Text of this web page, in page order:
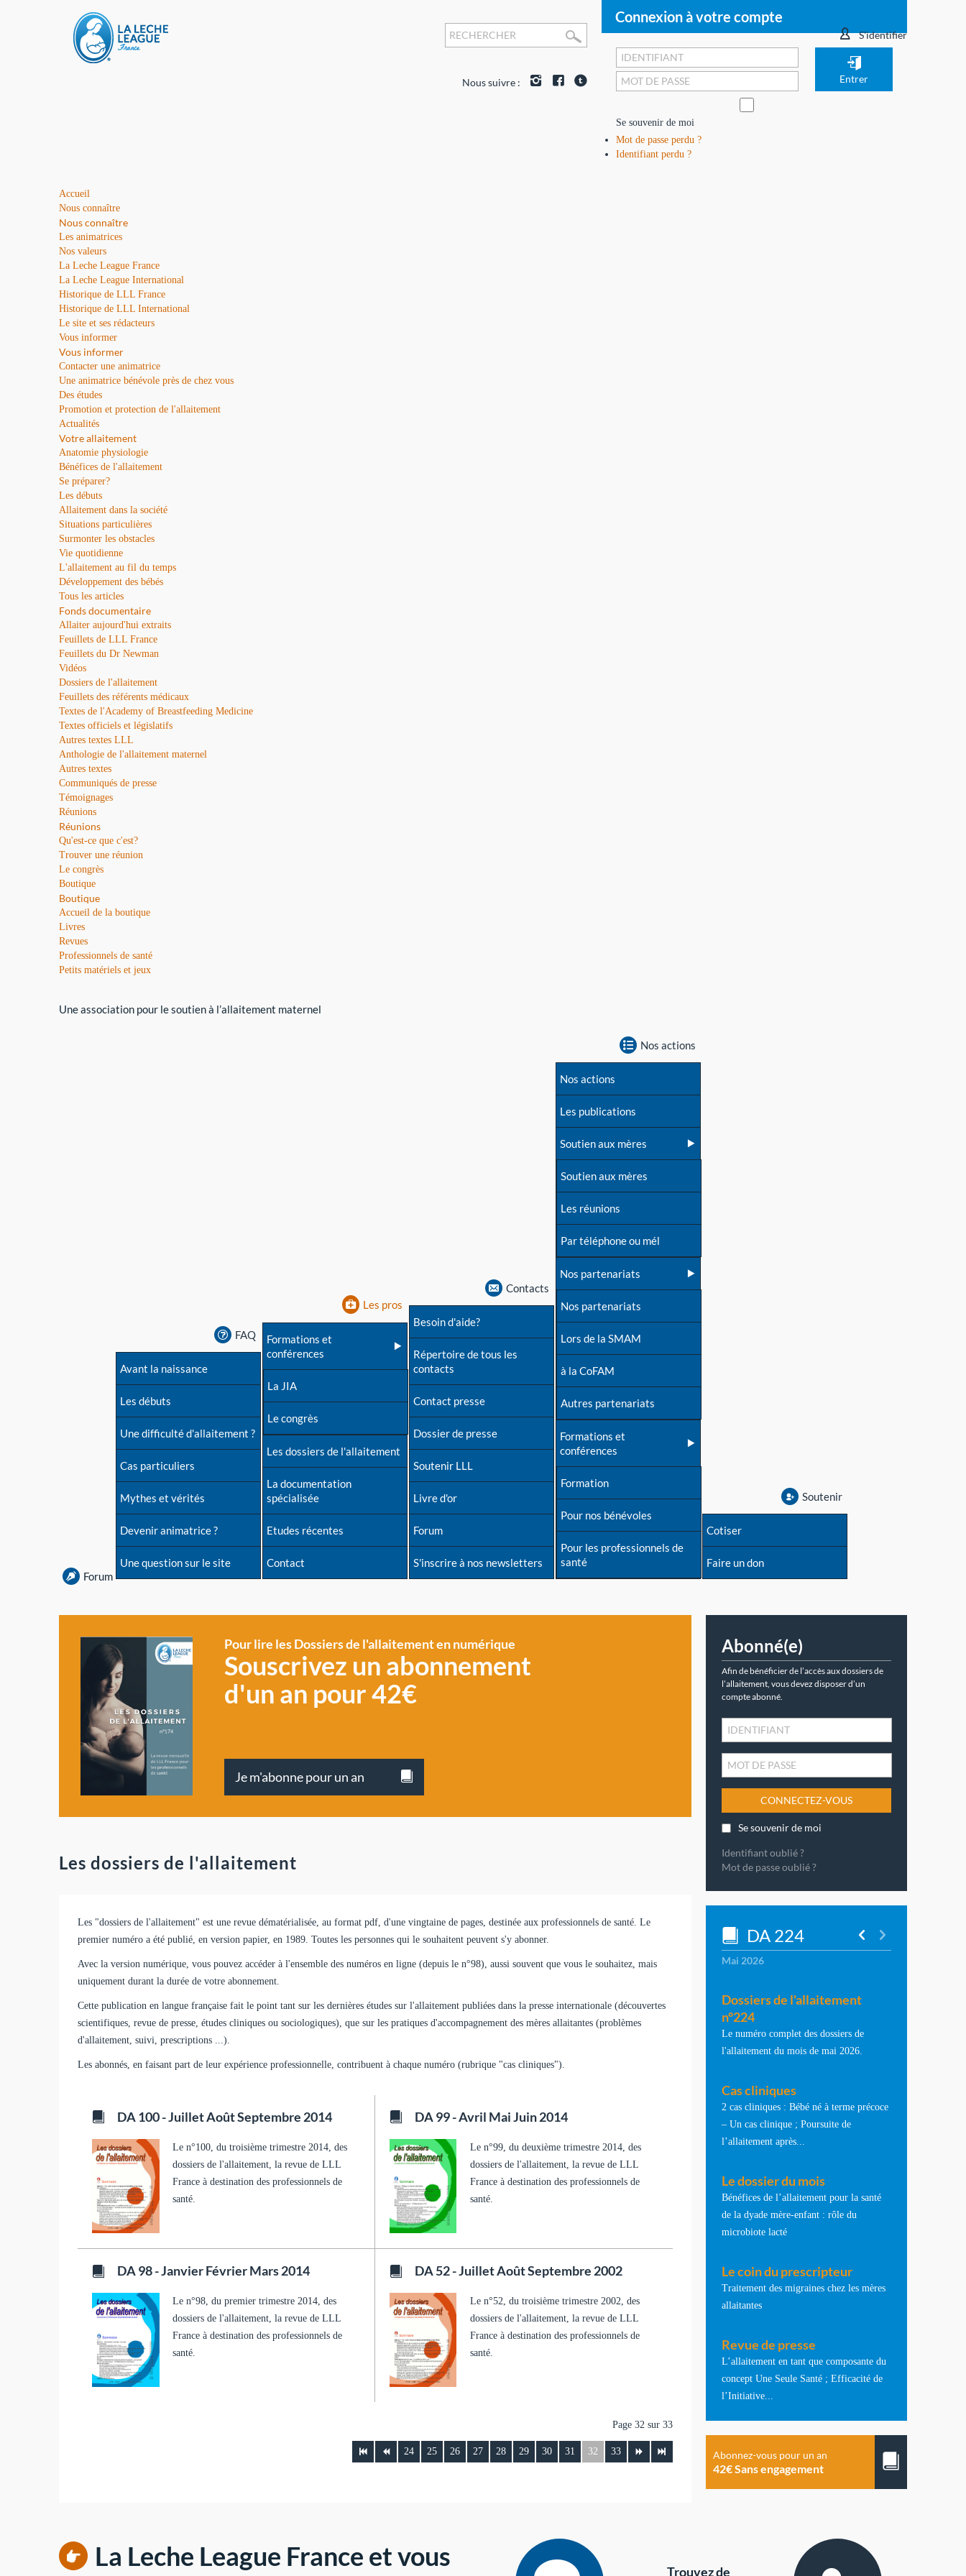
S'identifier
Connexion à votre compte
Se souvenir de moi
Mot de passe perdu ?
Identifiant perdu ?
Nous suivre :
Accueil
Nous connaître
Nous connaître
Les animatrices
Nos valeurs
La Leche League France
La Leche League International
Historique de LLL France
Historique de LLL International
Le site et ses rédacteurs
Vous informer
Vous informer
Contacter une animatrice
Une animatrice bénévole près de chez vous
Des études
Promotion et protection de l'allaitement
Actualités
Votre allaitement
Anatomie physiologie
Bénéfices de l'allaitement
Se préparer?
Les débuts
Allaitement dans la société
Situations particulières
Surmonter les obstacles
Vie quotidienne
L'allaitement au fil du temps
Développement des bébés
Tous les articles
Fonds documentaire
Allaiter aujourd'hui extraits
Feuillets de LLL France
Feuillets du Dr Newman
Vidéos
Dossiers de l'allaitement
Feuillets des référents médicaux
Textes de l'Academy of Breastfeeding Medicine
Textes officiels et législatifs
Autres textes LLL
Anthologie de l'allaitement maternel
Autres textes
Communiqués de presse
Témoignages
Réunions
Réunions
Qu'est-ce que c'est?
Trouver une réunion
Le congrès
Boutique
Boutique
Accueil de la boutique
Livres
Revues
Professionnels de santé
Petits matériels et jeux
Une association pour le soutien à l’allaitement maternel
Forum
FAQ
Avant la naissance
Les débuts
Une difficulté d'allaitement ?
Cas particuliers
Mythes et vérités
Devenir animatrice ?
Une question sur le site
Les pros
Formations et
conférences
La JIA
Le congrès
Les dossiers de l'allaitement
La documentation
spécialisée
Etudes récentes
Contact
Contacts
Besoin d'aide?
Répertoire de tous les
contacts
Contact presse
Dossier de presse
Soutenir LLL
Livre d'or
Forum
S'inscrire à nos newsletters
Nos actions
Nos actions
Les publications
Soutien aux mères
Soutien aux mères
Les réunions
Par téléphone ou mél
Nos partenariats
Nos partenariats
Lors de la SMAM
à la CoFAM
Autres partenariats
Formations et
conférences
Formation
Pour nos bénévoles
Pour les professionnels de
santé
Soutenir
Cotiser
Faire un don
Pour lire les Dossiers de l'allaitement en numérique
Souscrivez un abonnement
d'un an pour 42€
Je m'abonne pour un an
Les dossiers de l'allaitement
Les "dossiers de l'allaitement" est une revue dématérialisée, au format pdf, d'une vingtaine de pages, destinée aux professionnels de santé. Le
premier numéro a été publié, en version papier, en 1989. Toutes les personnes qui le souhaitent peuvent s'y abonner.
Avec la version numérique, vous pouvez accéder à l'ensemble des numéros en ligne (depuis le n°98), aussi souvent que vous le souhaitez, mais
uniquement durant la durée de votre abonnement.
Cette publication en langue française fait le point tant sur les dernières études sur l'allaitement publiées dans la presse internationale (découvertes
scientifiques, revue de presse, études cliniques ou sociologiques), que sur les pratiques d'accompagnement des mères allaitantes (problèmes
d'allaitement, suivi, prescriptions ...).
Les abonnés, en faisant part de leur expérience professionnelle, contribuent à chaque numéro (rubrique "cas cliniques").
DA 100 - Juillet Août Septembre 2014
Le n°100, du troisième trimestre 2014, des
dossiers de l'allaitement, la revue de LLL
France à destination des professionnels de
santé.
DA 99 - Avril Mai Juin 2014
Le n°99, du deuxième trimestre 2014, des
dossiers de l'allaitement, la revue de LLL
France à destination des professionnels de
santé.
DA 98 - Janvier Février Mars 2014
Le n°98, du premier trimestre 2014, des
dossiers de l'allaitement, la revue de LLL
France à destination des professionnels de
santé.
DA 52 - Juillet Août Septembre 2002
Le n°52, du troisième trimestre 2002, des
dossiers de l'allaitement, la revue de LLL
France à destination des professionnels de
santé.
Page 32 sur 33
24 25 26 27 28 29 30 31 32 33
Abonné(e)
Afin de bénéficier de l’accès aux dossiers de
l’allaitement, vous devez disposer d’un
compte abonné.
CONNECTEZ-VOUS
Se souvenir de moi
Identifiant oublié ?
Mot de passe oublié ?
DA 224
Mai 2026
Dossiers de l'allaitement
n°224
Le numéro complet des dossiers de
l'allaitement du mois de mai 2026.
Cas cliniques
2 cas cliniques : Bébé né à terme précoce
– Un cas clinique ; Poursuite de
l’allaitement après...
Le dossier du mois
Bénéfices de l’allaitement pour la santé
de la dyade mère-enfant : rôle du
microbiote lacté
Le coin du prescripteur
Traitement des migraines chez les mères
allaitantes
Revue de presse
L’allaitement en tant que composante du
concept Une Seule Santé ; Efficacité de
l’Initiative...
Abonnez-vous pour un an
42€ Sans engagement
La Leche League France et vous Trouvez de